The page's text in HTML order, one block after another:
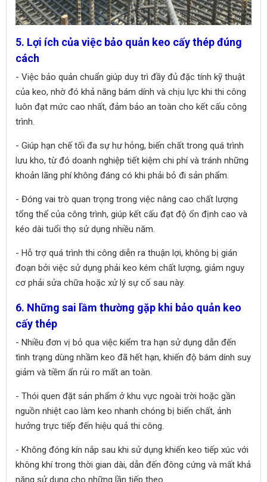
5. Lợi ích của việc bảo quản keo cấy thép đúng
cách
- Việc bảo quản chuẩn giúp duy trì đầy đủ đặc tính kỹ thuật
của keo, nhờ đó khả năng bám dính và chịu lực khi thi công
luôn đạt mức cao nhất, đảm bảo an toàn cho kết cấu công
trình.
- Giúp hạn chế tối đa sự hư hỏng, biến chất trong quá trình
lưu kho, từ đó doanh nghiệp tiết kiệm chi phí và tránh những
khoản lãng phí không đáng có khi phải bỏ đi sản phẩm.
- Đóng vai trò quan trọng trong việc nâng cao chất lượng
tổng thể của công trình, giúp kết cấu đạt độ ổn định cao và
kéo dài tuổi thọ sử dụng nhiều năm.
- Hỗ trợ quá trình thi công diễn ra thuận lợi, không bị gián
đoạn bởi việc sử dụng phải keo kém chất lượng, giảm nguy
cơ phải sửa chữa hoặc xử lý sự cố sau này.
6. Những sai lầm thường gặp khi bảo quản keo
cấy thép
- Nhiều đơn vị bỏ qua việc kiểm tra hạn sử dụng dẫn đến
tình trạng dùng nhầm keo đã hết hạn, khiến độ bám dính suy
giảm và tiềm ẩn rủi ro mất an toàn.
- Thói quen đặt sản phẩm ở khu vực ngoài trời hoặc gần
nguồn nhiệt cao làm keo nhanh chóng bị biến chất, ảnh
hưởng trực tiếp đến hiệu quả thi công.
- Không đóng kín nắp sau khi sử dụng khiến keo tiếp xúc với
không khí trong thời gian dài, dẫn đến đông cứng và mất khả
năng sử dụng cho những lần tiếp theo.